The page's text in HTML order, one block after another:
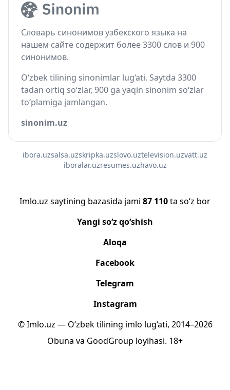
Словарь синонимов узбекского языка на
нашем сайте содержит более 3300 слов и 900
синонимов.
O‘zbek tilining sinonimlar lug‘ati. Saytda 3300
tadan ortiq so‘zlar, 900 ga yaqin sinonim so‘zlar
to‘plamiga jamlangan.
sinonim.uz
ibora.uzsalsa.uzskripka.uzslovo.uztelevision.uzvatt.uz
iboralar.uzresumes.uzhavo.uz
Imlo.uz saytining bazasida jami 87 110ta so‘z bor
Yangi so‘z qo‘shish
Aloqa
Facebook
Telegram
Instagram
© Imlo.uz — O‘zbek tilining imlo lug‘ati, 2014–2026
Obuna va GoodGroup loyihasi. 18+